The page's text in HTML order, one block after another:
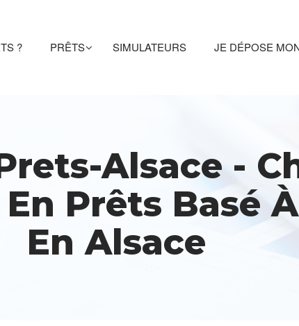
? PRÊTS SIMULATEURS JE DÉPOSE
Alsace -
Prêts Basé
En Alsace